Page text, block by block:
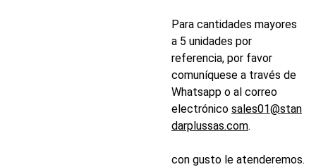
Para cantidades mayores
a 5 unidades por
referencia, por favor
comuníquese a través de
Whatsapp o al correo
electrónico sales01@stan
darplussas.com.
con gusto le atenderemos.